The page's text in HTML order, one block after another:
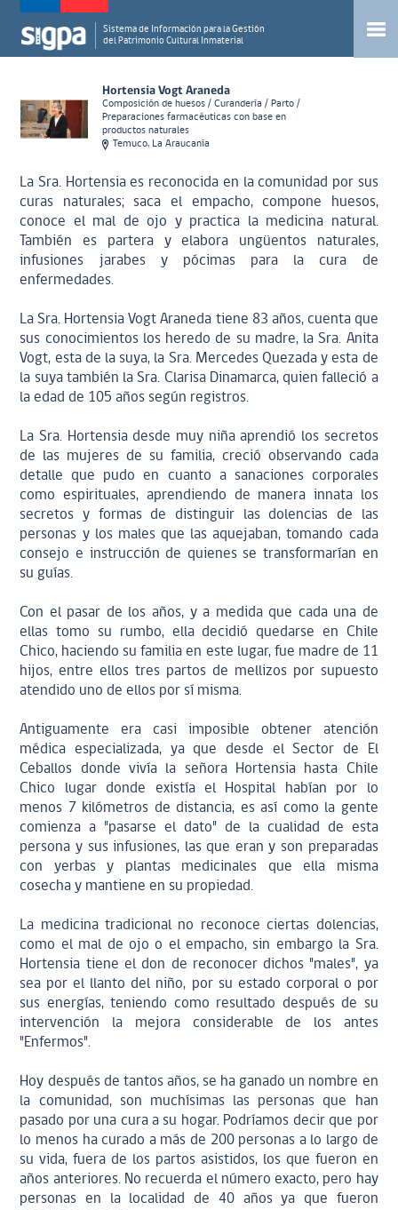
Sistema de Información para la Gestión
del Patrimonio Cultural Inmaterial
Hortensia Vogt Araneda
Composición de huesos / Curandería / Parto /
Preparaciones farmacéuticas con base en
productos naturales
Temuco, La Araucanía
La Sra. Hortensia es reconocida en la comunidad por sus
curas naturales; saca el empacho, compone huesos,
conoce el mal de ojo y practica la medicina natural.
También es partera y elabora ungüentos naturales,
infusiones jarabes y pócimas para la cura de
enfermedades.
La Sra. Hortensia Vogt Araneda tiene 83 años, cuenta que
sus conocimientos los heredo de su madre, la Sra. Anita
Vogt, esta de la suya, la Sra. Mercedes Quezada y esta de
la suya también la Sra. Clarisa Dinamarca, quien falleció a
la edad de 105 años según registros.
La Sra. Hortensia desde muy niña aprendió los secretos
de las mujeres de su familia, creció observando cada
detalle que pudo en cuanto a sanaciones corporales
como espirituales, aprendiendo de manera innata los
secretos y formas de distinguir las dolencias de las
personas y los males que las aquejaban, tomando cada
consejo e instrucción de quienes se transformarían en
su guías.
Con el pasar de los años, y a medida que cada una de
ellas tomo su rumbo, ella decidió quedarse en Chile
Chico, haciendo su familia en este lugar, fue madre de 11
hijos, entre ellos tres partos de mellizos por supuesto
atendido uno de ellos por sí misma.
Antiguamente era casi imposible obtener atención
médica especializada, ya que desde el Sector de El
Ceballos donde vivía la señora Hortensia hasta Chile
Chico lugar donde existía el Hospital habían por lo
menos 7 kilómetros de distancia, es así como la gente
comienza a "pasarse el dato" de la cualidad de esta
persona y sus infusiones, las que eran y son preparadas
con yerbas y plantas medicinales que ella misma
cosecha y mantiene en su propiedad.
La medicina tradicional no reconoce ciertas dolencias,
como el mal de ojo o el empacho, sin embargo la Sra.
Hortensia tiene el don de reconocer dichos "males", ya
sea por el llanto del niño, por su estado corporal o por
sus energías, teniendo como resultado después de su
intervención la mejora considerable de los antes
"Enfermos".
Hoy después de tantos años, se ha ganado un nombre en
la comunidad, son muchísimas las personas que han
pasado por una cura a su hogar. Podríamos decir que por
lo menos ha curado a más de 200 personas a lo largo de
su vida, fuera de los partos asistidos, los que fueron en
años anteriores. No recuerda el número exacto, pero hay
personas en la localidad de 40 años ya que fueron